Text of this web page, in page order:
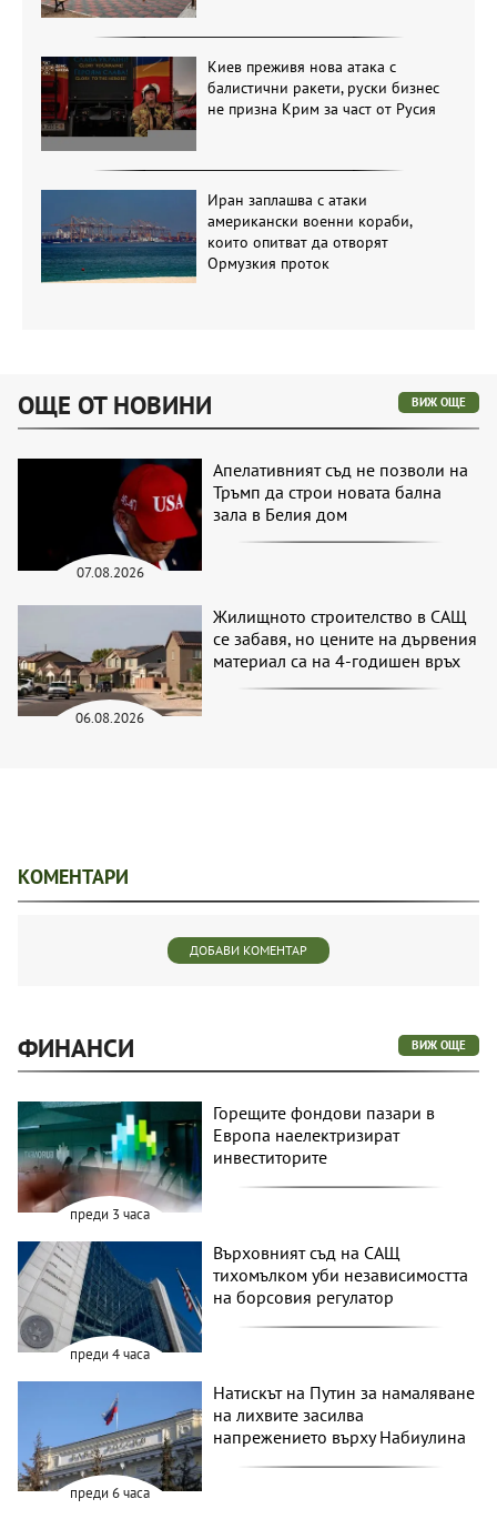
Киев преживя нова атака с
балистични ракети, руски бизнес
не призна Крим за част от Русия
Иран заплашва с атаки
американски военни кораби,
които опитват да отворят
Ормузкия проток
ОЩЕ ОТ НОВИНИ ВИЖ ОЩЕ
07.08.2026
Апелативният съд не позволи на
Тръмп да строи новата бална
зала в Белия дом
06.08.2026
Жилищното строителство в САЩ
се забавя, но цените на дървения
материал са на 4-годишен връх
КОМЕНТАРИ
ДОБАВИ КОМЕНТАР
ФИНАНСИ ВИЖ ОЩЕ
преди 3 часа
Горещите фондови пазари в
Европа наелектризират
инвеститорите
преди 4 часа
Върховният съд на САЩ
тихомълком уби независимостта
на борсовия регулатор
преди 6 часа
Натискът на Путин за намаляване
на лихвите засилва
напрежението върху Набиулина